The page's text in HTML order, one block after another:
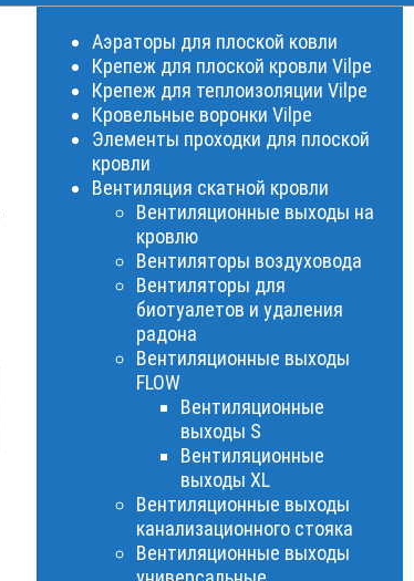
Аэраторы для плоской ковли
Крепеж для плоской кровли Vilpe
Крепеж для теплоизоляции Vilpe
Кровельные воронки Vilpe
Элементы проходки для плоской
кровли
Вентиляция скатной кровли
Вентиляционные выходы на
кровлю
Вентиляторы воздуховода
Вентиляторы для
биотуалетов и удаления
радона
Вентиляционные выходы
FLOW
Вентиляционные
выходы S
Вентиляционные
выходы XL
Вентиляционные выходы
канализационного стояка
Вентиляционные выходы